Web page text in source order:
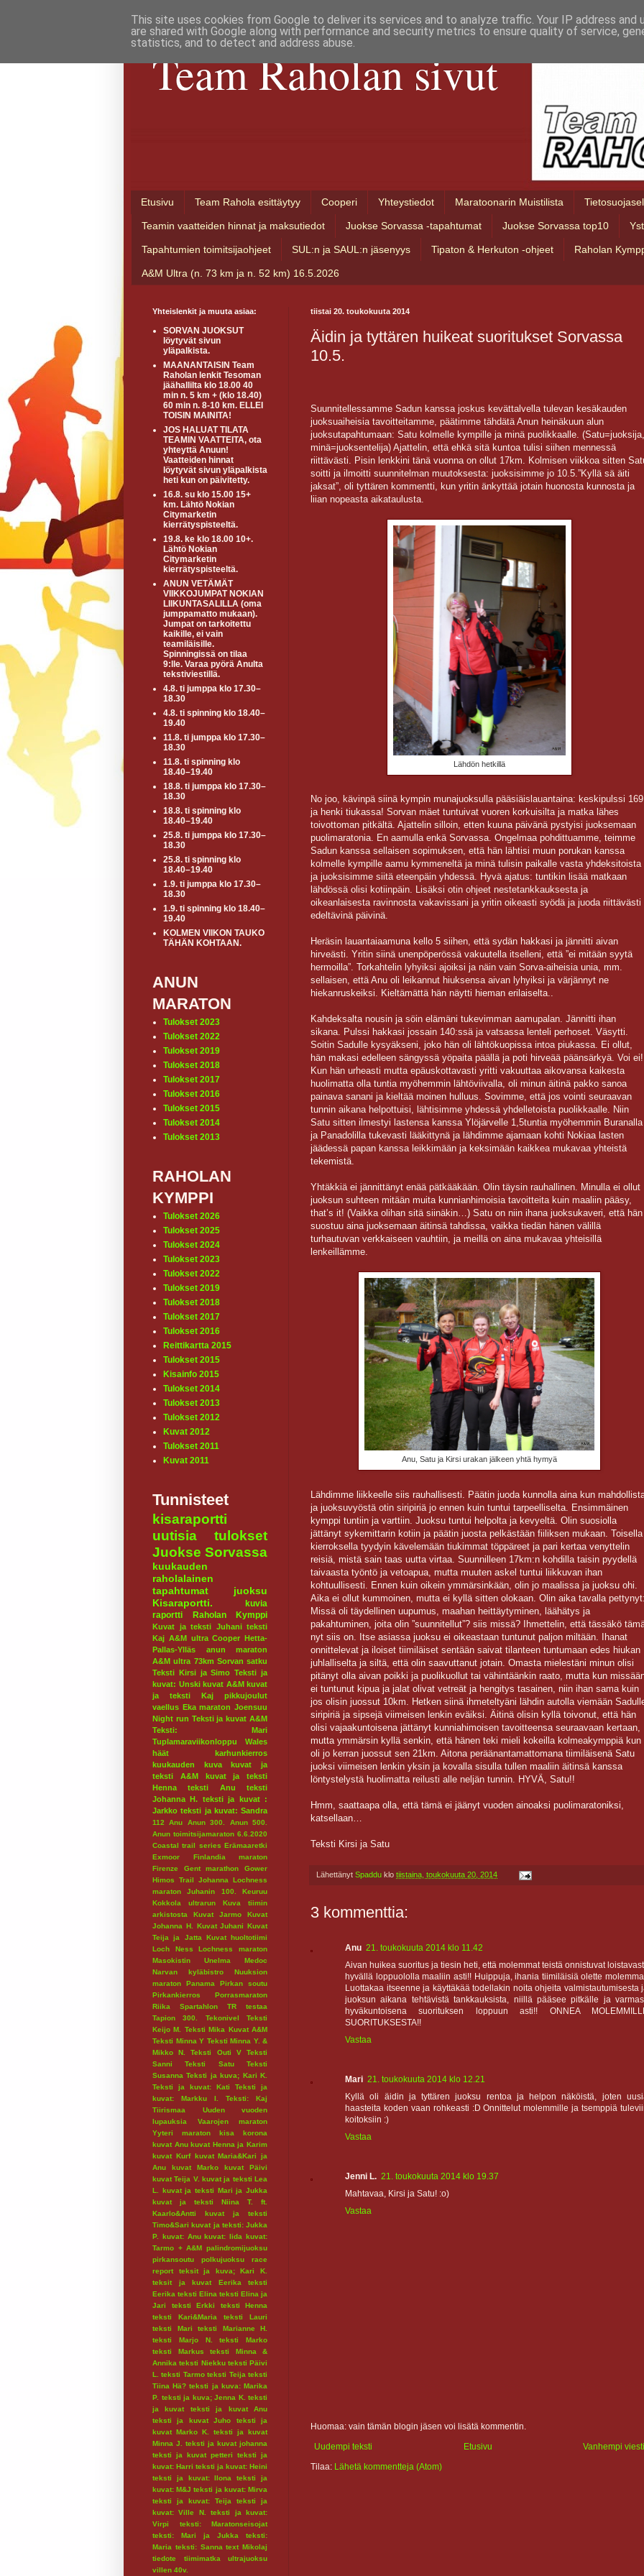
Team Raholan sivut
Etusivu Team Rahola esittäytyy Cooperi Yhteystiedot Maratoonarin Muistilista
Teamin vaatteiden hinnat ja maksutiedot Juokse Sorvassa -tapahtumat Juokse Sorvassa top10
Tapahtumien toimitsijaohjeet SUL:n ja SAUL:n jäsenyys Tipaton & Herkuton -ohjeet Raholan
A&M Ultra (n. 73 km ja n. 52 km) 16.5.2026
tiistai 20. toukokuuta 2014
Äidin ja tyttären huikeat suoritukset Sorvassa
10.5.
Suunnitellessamme Sadun kanssa joskus kevättalvella tulevan kesäkauden
juoksuaiheisia tavoitteitamme, päätimme tähdätä Anun heinäkuun alun
juoksutapahtumaan: Satu kolmelle kympille ja minä puolikkaalle. (Satu=juoksija,
minä=juoksentelija) Ajattelin, että ehkä sitä kuntoa tulisi siihen mennessä
riittävästi. Pisin lenkkini tänä vuonna on ollut 17km. Kolmisen viikkoa sitten
soitti ja ilmoitti suunnitelman muutoksesta: juoksisimme jo 10.5.”Kyllä sä äiti
jaksat”, oli tyttären kommentti, kun yritin änkyttää jotain huonosta kunnosta ja
liian nopeasta aikataulusta.
Lähdön hetkillä
No joo, kävinpä siinä kympin munajuoksulla pääsiäislauantaina: keskipulssi 169
ja henki tiukassa! Sorvan mäet tuntuivat vuoren korkuisilta ja matka lähes
toivottoman pitkältä. Ajattelin silloin, etten kuuna päivänä pystyisi juoksemaan
puolimaratonia. En aamulla enkä Sorvassa. Ongelmaa pohdittuamme, teimme
Sadun kanssa sellaisen sopimuksen, että hän lähtisi muun porukan kanssa
kolmelle kympille aamu kymmeneltä ja minä tulisin paikalle vasta yhdeksitoista
ja juoksisimme siitä eteenpäin yhdessä. Hyvä ajatus: tuntikin lisää matkaan
lähdössä olisi kotiinpäin. Lisäksi otin ohjeet nestetankkauksesta ja
oikeanlaisesta ravinnosta vakavissani ja yritin oikeasti syödä ja juoda riittävästi
edeltävinä päivinä.
Heräsin lauantaiaamuna kello 5 siihen, että sydän hakkasi ja jännitti aivan
hirveästi. Yritin siinä unenpöperössä vakuutella itselleni, että ”ei mitään syytä
hermoilla”. Torkahtelin lyhyiksi ajoiksi ja näin vain Sorva-aiheisia unia, mm.
sellaisen, että Anu oli leikannut hiuksensa aivan lyhyiksi ja värjännyt ne
hiekanruskeiksi. Kieltämättä hän näytti hieman erilaiselta..
Kahdeksalta nousin ja söin elämäni tukevimman aamupalan. Jännitti ihan
sikana. Pulssi hakkasi jossain 140:ssä ja vatsassa lenteli perhoset. Väsytti.
Soitin Sadulle kysyäkseni, joko hän oli lähtökuopissa intoa piukassa. Ei ollut,
hän makasi edelleen sängyssä yöpaita päällä ja poti hirveää päänsärkyä. Voi ei!
Kun hän urheasti mutta epäuskottavasti yritti vakuuttaa aikovansa kaikesta
huolimatta olla tuntia myöhemmin lähtöviivalla, oli minun äitinä pakko sanoa
painava sanani ja kieltää moinen hulluus. Sovimme, että jos vointi seuraavan
tunnin aikana helpottuisi, lähtisimme yhdessä yhdelletoista puolikkaalle. Niin
Satu sitten ilmestyi lastensa kanssa Ylöjärvelle 1,5tuntia myöhemmin Buranalla
ja Panadolilla tukevasti lääkittynä ja lähdimme ajamaan kohti Nokiaa lasten
jäädessä papan kanssa leikkimään ja keksimään kaikkea mukavaa yhteistä
tekemistä.
Yhtäkkiä ei jännittänyt enää pätkääkään. Olin täysin rauhallinen. Minulla ei ollut
juoksun suhteen mitään muita kunnianhimoisia tavoitteita kuin maaliin pääsy,
that’s it! (Vaikka olihan sitä siinäkin…) Satu on niin ihana juoksukaveri, että hän
suostuu aina juoksemaan äitinsä tahdissa, vaikka tiedän hänen välillä
turhautuvan verkkaiseen vauhtiin, ja meillä on aina mukavaa yhteisillä
lenkeillämme.
Anu, Satu ja Kirsi urakan jälkeen yhtä hymyä
Lähdimme liikkeelle siis rauhallisesti. Päätin juoda kunnolla aina kun
ja juoksuvyöstä otin siripiriä jo ennen kuin tuntui tarpeelliselta. Ensimmäinen
kymppi tuntiin ja varttiin. Juoksu tuntui helpolta ja kevyeltä. Olin suosiolla
jättänyt sykemittarin kotiin ja päätin juosta pelkästään fiiliksen mukaan. Toisella
kierroksella tyydyin kävelemään tiukimmat töppäreet ja pari kertaa venyttelin
reisiä, mistä sain taas uutta virtaa. Suunnilleen 17km:n kohdilla taisin pyydellä
taivaasta työntö ja vetoapua, mutta muuten askel tuntui liikkuvan ihan
kohtuullisesti. Ennen kuin oikein ymmärsinkään, olin jo maalissa ja juoksu ohi.
Aika ei ollut kummoinen, mutta ei kyllä sitten olokaan. Olin aika tavalla
Missä oli täydellinen uupumus, maahan heittäytyminen, läähätys ja
pakahtuminen, joita olin ”suunnitellut”? siis missä? Ihmettelin, että tässäkö
nyt siis on. Itse asiassa juoksu ei oikeastaan tuntunut paljon miltään. Ihanat
onnittelevat ja iloiset tiimiläiset sentään saivat tilanteen tuntumaan edes hiukan
juhlalliselta ja siltä, että olin saavuttanut jotain. Omasta mielestäni minun olisi
pitänyt olla aivan poikki ja puolikuollut tai vähintäänkin raato, mutta kun
ei tuntunut kipua ja jalat olivat vetreät ja hengitys tasainen, niin ihan sama kuin
jos olisin juossut 10km. Hetken siinä ihmeteltyäni lähdin autolla viemään
siripiriä ja sipsejä viimeisen lenkin eväiksi. Äitinä olisin kyllä toivonut, että hän
olisi vajaakuntoisena jättänyt kunniahimoisen tavoitteensa seuraavaan kertaan,
mutta ymmärsin kyllä senkin, että hänen teki mieli kokeilla kolmeakymppiä kun
oli jo kerran juossut sen 21km. Aitona peräänantamattomana tiimiläisenä Satu
juoksi viimeisen lenkin yksin ja kovalla sisulla tullen maaliin äitinsä kanssa
löntystelystä huolimatta reilusti alle neljän tunnin. HYVÄ, Satu!!
Hmm, saattaapa olla, että tämä ei jäänyt vuoden ainoaksi puolimaratoniksi,
katsellaan…
Teksti Kirsi ja Satu
Lähettänyt Spaddu klo tiistaina, toukokuuta 20, 2014
3 kommenttia:
Anu 21. toukokuuta 2014 klo 11.42
Aivan huikea suoritus ja tiesin heti, että molemmat teistä onnistuvat
hyvällä loppuololla maaliin asti!! Huippuja, ihania tiimiläisiä olette
Luottakaa itseenne ja käyttäkää todellakin noita ohjeita valmistautumisesta
juoksun aikana tehtävistä tankkauksista, niillä pääsee pitkälle ja
hyväkuntoisena suorituksen loppuun asti!! ONNEA
SUORITUKSESTA!!
Vastaa
Mari 21. toukokuuta 2014 klo 12.21
Kyllä oli äidin ja tyttären juoksu rentoa ja helpon näköistä, joten
haasteita koden vaan rohkeasti :D Onnittelut molemmille ja tsemppiä
koitoksiin :)
Vastaa
Jenni L. 21. toukokuuta 2014 klo 19.37
Mahtavaa, Kirsi ja Satu! :o)
Vastaa
Huomaa: vain tämän blogin jäsen voi lisätä kommentin.
Uudempi teksti
Vanhempi viesti
Etusivu
Tilaa: Lähetä kommentteja (Atom)
Yhteislenkit ja muuta asiaa:
SORVAN JUOKSUT
löytyvät sivun
yläpalkista.
MAANANTAISIN Team
Raholan lenkit Tesoman
jäähallilta klo 18.00 40
min n. 5 km + (klo 18.40)
60 min n. 8-10 km. ELLEI
TOISIN MAINITA!
JOS HALUAT TILATA
TEAMIN VAATTEITA, ota
yhteyttä Anuun!
Vaatteiden hinnat
löytyvät sivun yläpalkista
heti kun on päivitetty.
16.8. su klo 15.00 15+
km. Lähtö Nokian
Citymarketin
kierrätyspisteeltä.
19.8. ke klo 18.00 10+.
Lähtö Nokian
Citymarketin
kierrätyspisteeltä.
ANUN VETÄMÄT
VIIKKOJUMPAT NOKIAN
LIIKUNTASALILLA (oma
jumppamatto mukaan).
Jumpat on tarkoitettu
kaikille, ei vain
teamiläisille.
Spinningissä on tilaa
9:lle. Varaa pyörä Anulta
tekstiviestillä.
4.8. ti jumppa klo 17.30–
18.30
4.8. ti spinning klo 18.40–
19.40
11.8. ti jumppa klo 17.30–
18.30
11.8. ti spinning klo
18.40–19.40
18.8. ti jumppa klo 17.30–
18.30
18.8. ti spinning klo
18.40–19.40
25.8. ti jumppa klo 17.30–
18.30
25.8. ti spinning klo
18.40–19.40
1.9. ti jumppa klo 17.30–
18.30
1.9. ti spinning klo 18.40–
19.40
KOLMEN VIIKON TAUKO
TÄHÄN KOHTAAN.
ANUN
MARATON
Tulokset 2023
Tulokset 2022
Tulokset 2019
Tulokset 2018
Tulokset 2017
Tulokset 2016
Tulokset 2015
Tulokset 2014
Tulokset 2013
RAHOLAN
KYMPPI
Tulokset 2026
Tulokset 2025
Tulokset 2024
Tulokset 2023
Tulokset 2022
Tulokset 2019
Tulokset 2018
Tulokset 2017
Tulokset 2016
Reittikartta 2015
Tulokset 2015
Kisainfo 2015
Tulokset 2014
Tulokset 2013
Tulokset 2012
Kuvat 2012
Tulokset 2011
Kuvat 2011
Tunnisteet
kisaraportti
uutisia
tulokset
Juokse Sorvassa
kuukauden
raholalainen
tapahtumat
juoksu
Kisaraportti.
kuvia
raportti
Raholan Kymppi
Kuvat ja teksti Juhani teksti
Kaj A&M ultra Cooper Hetta-
Pallas-Ylläs
anun maraton
A&M ultra 73km Sorvan satku
Teksti Kirsi ja Simo Teksti ja
kuvat: Unski kuvat A&M kuvat
ja teksti Kaj
pikkujoulut
vaellus Eka maraton Joensuu
Night run Teksti ja kuvat A&M
Teksti: Mari
Tuplamaraviikonloppu
Wales
häät
karhunkierros
kuukauden kuva
kuvat ja
teksti A&M
kuvat ja teksti
Henna
teksti Anu
teksti
Johanna H. teksti ja kuvat :
Jarkko teksti ja kuvat: Sandra
112 Anu Anun 300.
Anun 500.
Anun toimitsijamaraton 6.6.2020
Coastal trail series Erämaaretki
Exmoor
Finlandia maraton
Firenze
Gent marathon
Gower
Himos Trail
Johanna Lochness
maraton
Juhanin 100.
Keuruu
Kokkola ultrarun
Kuva tiimin
arkistosta
Kuvat Jarmo
Kuvat
Johanna H.
Kuvat Juhani Kuvat
Teija ja Jatta
Kuvat huoltotiimi
Loch Ness
Lochness maraton
Masokistin Unelma
Medoc
Narvan kyläbistro
Nuuksion
maraton
Panama
Pirkan soutu
Pirkankierros
Porrasmaraton
Riika
Spartahlon
TR testaa
Tapion 300.
Tekonivel
Teksti
Keijo M.
Teksti Mika Kuvat A&M
Teksti Minna Y Teksti Minna Y. &
Mikko N.
Teksti Outi V
Teksti
Sanni
Teksti Satu
Teksti
Susanna Teksti ja kuva; Kari K.
Teksti ja kuvat: Kati
Teksti ja
kuvat: Markku I.
Teksti: Kaj
Tiirismaa
Uuden vuoden
lupauksia
Vaarojen maraton
Yyteri maraton
kisa
korona
kuvat Anu kuvat Henna ja Karim
kuvat Kurf kuvat Maria&Kari ja
Anu
kuvat Marko
kuvat Päivi
kuvat Teija V. kuvat ja teksti Lea
L.
kuvat ja teksti Mari ja Jukka
kuvat ja teksti Niina T. ft.
Kaarlo&Antti
kuvat ja teksti
Timo&Sari kuvat ja teksti: Jukka
P.
kuvat: Anu kuvat: Iida kuvat:
Tarmo + A&M palindromijuoksu
pirkansoutu
polkujuoksu
race
report
teksit ja kuva; Kari K.
teksit ja kuvat Eerika
teksti
Eerika teksti Elina teksti Elina ja
Jari
teksti Erkki
teksti Henna
teksti Kari&Maria
teksti Lauri
teksti Mari
teksti Marianne H.
teksti Marjo N.
teksti Marko
teksti Markus
teksti Minna &
Annika teksti Niekku teksti Päivi
L.
teksti Tarmo teksti Teija teksti
Tiina Hä? teksti ja kuva: Marika
P. teksti ja kuva; Jenna K. teksti
ja kuvat
teksti ja kuvat Anu
teksti ja kuvat Juho
teksti ja
kuvat Marko K.
teksti ja kuvat
Minna J.
teksti ja kuvat johanna
teksti ja kuvat petteri
teksti ja
kuvat: Harri teksti ja kuvat: Heini
teksti ja kuvat: Ilona
teksti ja
kuvat: M&J teksti ja kuvat: Mirva
teksti ja kuvat: Teija
teksti ja
kuvat: Ville N.
teksti ja kuvat:
Virpi
teksti: Maratonseisojat
teksti: Mari ja Jukka
teksti:
Maria teksti: Sanna text Mikolaj
tiedote
tiimimatka
ultrajuoksu
villen 40v.
This site uses cookies from Google to deliver its services and to analyze traffic. Your IP address and
are shared with Google along with performance and security metrics to ensure quality of service,
statistics, and to detect and address abuse.